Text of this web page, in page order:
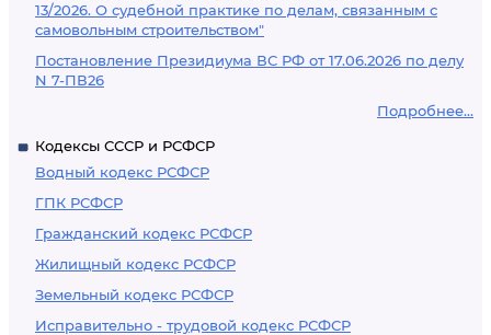
13/2026. О судебной практике по делам, связанным с
самовольным строительством"
Постановление Президиума ВС РФ от 17.06.2026 по делу
N 7-ПВ26
Подробнее...
Кодексы СССР и РСФСР
Водный кодекс РСФСР
ГПК РСФСР
Гражданский кодекс РСФСР
Жилищный кодекс РСФСР
Земельный кодекс РСФСР
Исправительно - трудовой кодекс РСФСР